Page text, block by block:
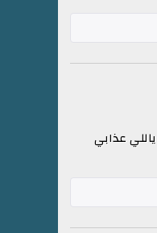
عذابي